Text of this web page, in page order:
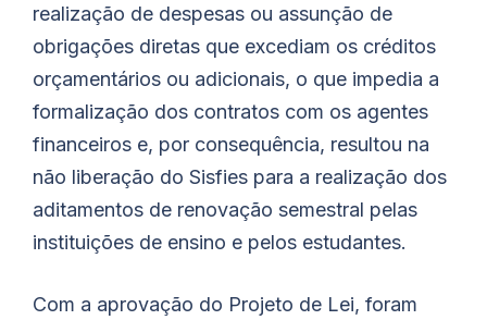
realização de despesas ou assunção de
obrigações diretas que excediam os créditos
orçamentários ou adicionais, o que impedia a
formalização dos contratos com os agentes
financeiros e, por consequência, resultou na
não liberação do Sisfies para a realização dos
aditamentos de renovação semestral pelas
instituições de ensino e pelos estudantes.
Com a aprovação do Projeto de Lei, foram